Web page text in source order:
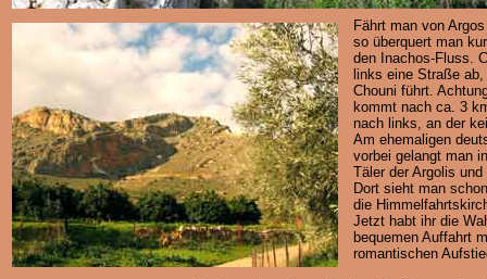
Fährt man von
so überquert man
den Inachos-Fluss.
links eine Straße
Chouni führt.
kommt nach ca. 3
nach links, an der
Am ehemaligen
vorbei gelangt man
Täler der Argolis
Dort sieht man
die
Jetzt habt ihr die
bequemen Auffahrt
romantischen